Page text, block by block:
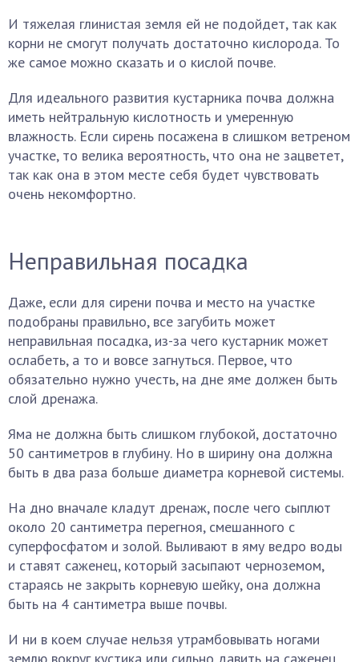
И тяжелая глинистая земля ей не подойдет, так как
корни не смогут получать достаточно кислорода. То
же самое можно сказать и о кислой почве.
Для идеального развития кустарника почва должна
иметь нейтральную кислотность и умеренную
влажность. Если сирень посажена в слишком ветреном
участке, то велика вероятность, что она не зацветет,
так как она в этом месте себя будет чувствовать
очень некомфортно.
Неправильная посадка
Даже, если для сирени почва и место на участке
подобраны правильно, все загубить может
неправильная посадка, из-за чего кустарник может
ослабеть, а то и вовсе загнуться. Первое, что
обязательно нужно учесть, на дне яме должен быть
слой дренажа.
Яма не должна быть слишком глубокой, достаточно
50 сантиметров в глубину. Но в ширину она должна
быть в два раза больше диаметра корневой системы.
На дно вначале кладут дренаж, после чего сыплют
около 20 сантиметра перегноя, смешанного с
суперфосфатом и золой. Выливают в яму ведро воды
и ставят саженец, который засыпают черноземом,
стараясь не закрыть корневую шейку, она должна
быть на 4 сантиметра выше почвы.
И ни в коем случае нельзя утрамбовывать ногами